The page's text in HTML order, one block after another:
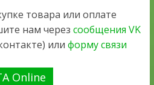
товара или оплате
нам через сообщения VK
или форму связи
Online